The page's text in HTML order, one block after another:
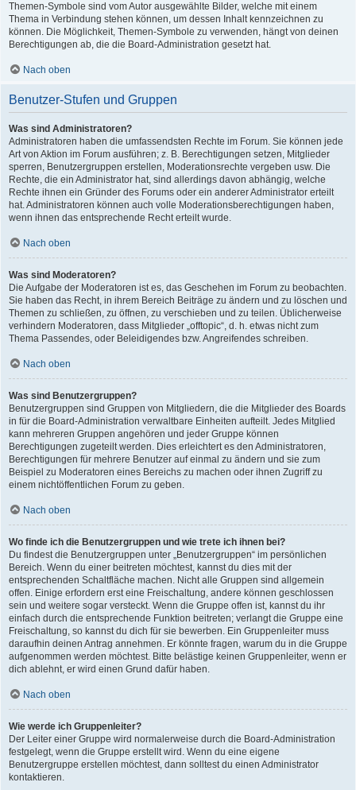
Themen-Symbole sind vom Autor ausgewählte Bilder, welche mit einem
Thema in Verbindung stehen können, um dessen Inhalt kennzeichnen zu
können. Die Möglichkeit, Themen-Symbole zu verwenden, hängt von deinen
Berechtigungen ab, die die Board-Administration gesetzt hat.
Nach oben
Benutzer-Stufen und Gruppen
Was sind Administratoren?
Administratoren haben die umfassendsten Rechte im Forum. Sie können jede
Art von Aktion im Forum ausführen; z. B. Berechtigungen setzen, Mitglieder
sperren, Benutzergruppen erstellen, Moderationsrechte vergeben usw. Die
Rechte, die ein Administrator hat, sind allerdings davon abhängig, welche
Rechte ihnen ein Gründer des Forums oder ein anderer Administrator erteilt
hat. Administratoren können auch volle Moderationsberechtigungen haben,
wenn ihnen das entsprechende Recht erteilt wurde.
Nach oben
Was sind Moderatoren?
Die Aufgabe der Moderatoren ist es, das Geschehen im Forum zu beobachten.
Sie haben das Recht, in ihrem Bereich Beiträge zu ändern und zu löschen und
Themen zu schließen, zu öffnen, zu verschieben und zu teilen. Üblicherweise
verhindern Moderatoren, dass Mitglieder „offtopic“, d. h. etwas nicht zum
Thema Passendes, oder Beleidigendes bzw. Angreifendes schreiben.
Nach oben
Was sind Benutzergruppen?
Benutzergruppen sind Gruppen von Mitgliedern, die die Mitglieder des Boards
in für die Board-Administration verwaltbare Einheiten aufteilt. Jedes Mitglied
kann mehreren Gruppen angehören und jeder Gruppe können
Berechtigungen zugeteilt werden. Dies erleichtert es den Administratoren,
Berechtigungen für mehrere Benutzer auf einmal zu ändern und sie zum
Beispiel zu Moderatoren eines Bereichs zu machen oder ihnen Zugriff zu
einem nichtöffentlichen Forum zu geben.
Nach oben
Wo finde ich die Benutzergruppen und wie trete ich ihnen bei?
Du findest die Benutzergruppen unter „Benutzergruppen“ im persönlichen
Bereich. Wenn du einer beitreten möchtest, kannst du dies mit der
entsprechenden Schaltfläche machen. Nicht alle Gruppen sind allgemein
offen. Einige erfordern erst eine Freischaltung, andere können geschlossen
sein und weitere sogar versteckt. Wenn die Gruppe offen ist, kannst du ihr
einfach durch die entsprechende Funktion beitreten; verlangt die Gruppe eine
Freischaltung, so kannst du dich für sie bewerben. Ein Gruppenleiter muss
daraufhin deinen Antrag annehmen. Er könnte fragen, warum du in die Gruppe
aufgenommen werden möchtest. Bitte belästige keinen Gruppenleiter, wenn er
dich ablehnt, er wird einen Grund dafür haben.
Nach oben
Wie werde ich Gruppenleiter?
Der Leiter einer Gruppe wird normalerweise durch die Board-Administration
festgelegt, wenn die Gruppe erstellt wird. Wenn du eine eigene
Benutzergruppe erstellen möchtest, dann solltest du einen Administrator
kontaktieren.